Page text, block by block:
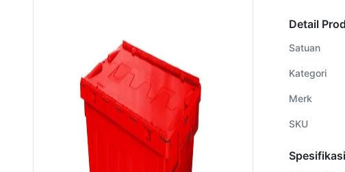
Detail
Satuan
Kategori
Merk
SKU